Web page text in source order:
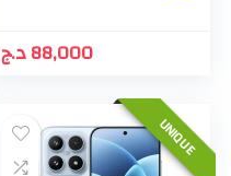
88,000د.ج
UNIQUE